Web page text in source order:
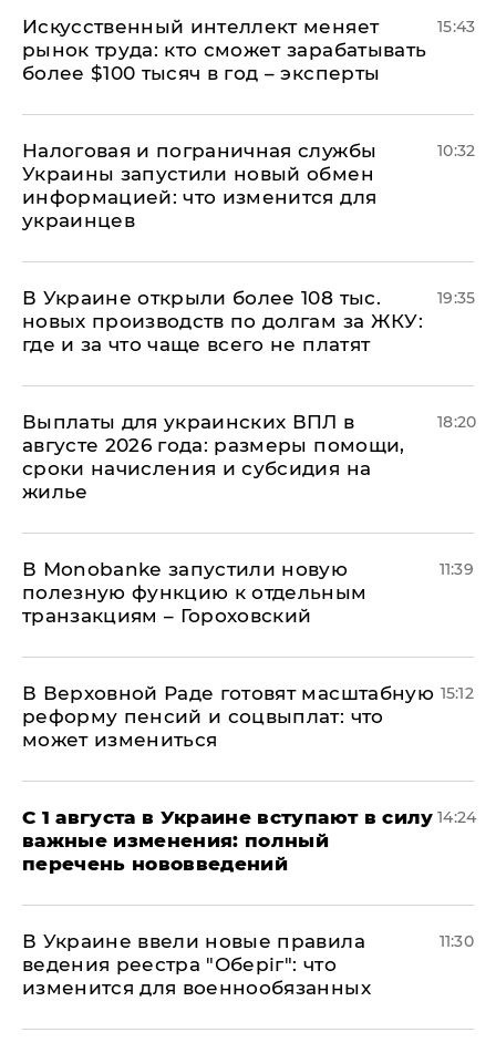
Искусственный интеллект меняет
рынок труда: кто сможет зарабатывать
более $100 тысяч в год – эксперты
15:43
Налоговая и пограничная службы
Украины запустили новый обмен
информацией: что изменится для
украинцев
10:32
В Украине открыли более 108 тыс.
новых производств по долгам за ЖКУ:
где и за что чаще всего не платят
19:35
Выплаты для украинских ВПЛ в
августе 2026 года: размеры помощи,
сроки начисления и субсидия на
жилье
18:20
В Мonobankе запустили новую
полезную функцию к отдельным
транзакциям – Гороховский
11:39
В Верховной Раде готовят масштабную
реформу пенсий и соцвыплат: что
может измениться
15:12
С 1 августа в Украине вступают в силу
важные изменения: полный
перечень нововведений
14:24
В Украине ввели новые правила
ведения реестра "Оберіг": что
изменится для военнообязанных
11:30